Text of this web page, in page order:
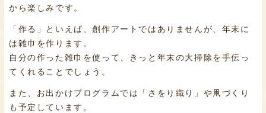
から楽しみです。
「作る」といえば、創作アートではありませんが、年末に
は雑巾を作ります。
自分の作った雑巾を使って、きっと年末の大掃除を手伝っ
てくれることでしょう。
また、お出かけプログラムでは「さをり織り」や凧づくり
も予定しています。